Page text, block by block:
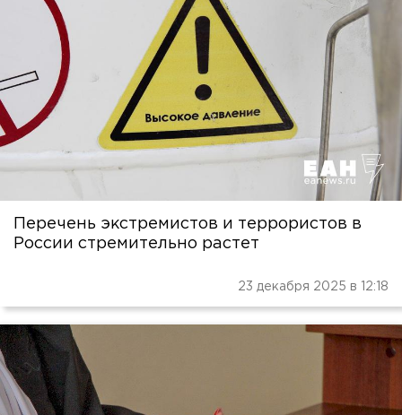
Перечень экстремистов и террористов в
России стремительно растет
23 декабря 2025 в 12:18